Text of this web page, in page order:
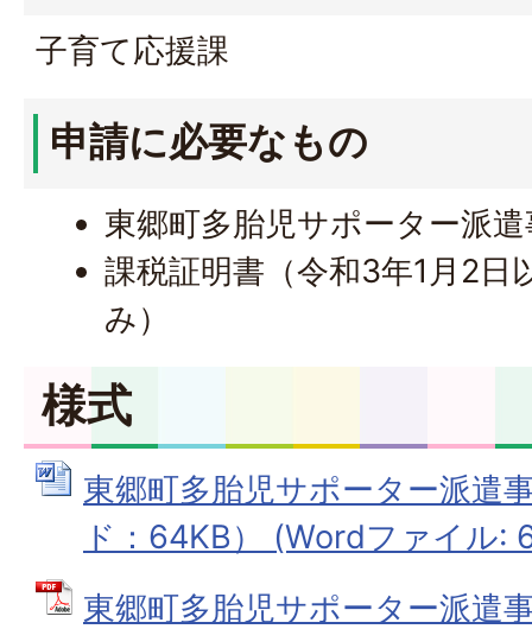
子育て応援課
申請に必要なもの
東郷町多胎児サポーター派
課税証明書（令和3年1月2日
み）
様式
東郷町多胎児サポーター派遣
ド：64KB） (Wordファイル:
東郷町多胎児サポーター派遣